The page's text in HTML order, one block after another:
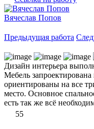
Вячеслав Попов
Предыдущая работа
Дизайн интерьера
Мебель
ориентированы на все
место. Основное
есть так же всё
55